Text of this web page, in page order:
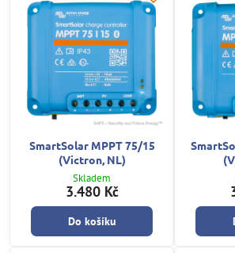
SmartSolar MPPT 75/15
(Victron, NL)
Skladem
3.480 Kč
Do košíku